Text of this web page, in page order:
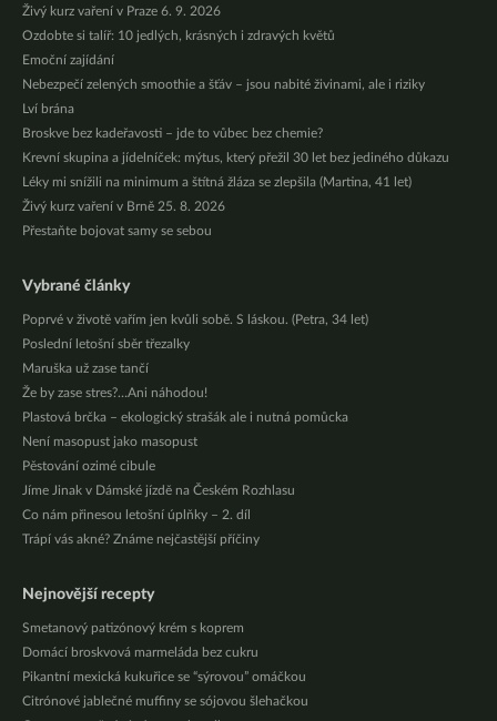
Živý kurz vaření v Praze 6. 9. 2026
Ozdobte si talíř: 10 jedlých, krásných i zdravých květů
Emoční zajídání
Nebezpečí zelených smoothie a šťáv – jsou nabité živinami, ale i riziky
Lví brána
Broskve bez kadeřavosti – jde to vůbec bez chemie?
Krevní skupina a jídelníček: mýtus, který přežil 30 let bez jediného důkazu
Léky mi snížili na minimum a štítná žláza se zlepšila (Martina, 41 let)
Živý kurz vaření v Brně 25. 8. 2026
Přestaňte bojovat samy se sebou
Vybrané články
Poprvé v životě vařím jen kvůli sobě. S láskou. (Petra, 34 let)
Poslední letošní sběr třezalky
Maruška už zase tančí
Že by zase stres?…Ani náhodou!
Plastová brčka – ekologický strašák ale i nutná pomůcka
Není masopust jako masopust
Pěstování ozimé cibule
Jíme Jinak v Dámské jízdě na Českém Rozhlasu
Co nám přinesou letošní úplňky – 2. díl
Trápí vás akné? Známe nejčastější příčiny
Nejnovější recepty
Smetanový patizónový krém s koprem
Domácí broskvová marmeláda bez cukru
Pikantní mexická kukuřice se “sýrovou” omáčkou
Citrónové jablečné muffiny se sójovou šlehačkou